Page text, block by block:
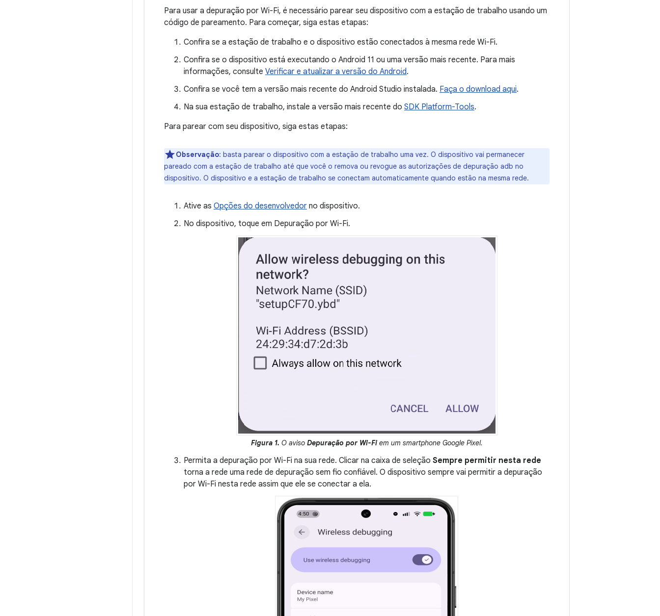
Para usar a depuração por Wi-Fi, é necessário parear seu dispositivo com a estação de trabalho usando um
código de pareamento. Para começar, siga estas etapas:
Confira se a estação de trabalho e o dispositivo estão conectados à mesma rede Wi-Fi.
Confira se o dispositivo está executando o Android 11 ou uma versão mais recente. Para mais
informações, consulte Verificar e atualizar a versão do Android.
Confira se você tem a versão mais recente do Android Studio instalada. Faça o download aqui.
Na sua estação de trabalho, instale a versão mais recente do SDK Platform-Tools.
Para parear com seu dispositivo, siga estas etapas:
Observação: basta parear o dispositivo com a estação de trabalho uma vez. O dispositivo vai permanecer
pareado com a estação de trabalho até que você o remova ou revogue as autorizações de depuração adb no
dispositivo. O dispositivo e a estação de trabalho se conectam automaticamente quando estão na mesma rede.
Ative as Opções do desenvolvedor no dispositivo.
No dispositivo, toque em Depuração por Wi-Fi.
Figura 1. O aviso Depuração por Wi-Fiem um smartphone Google Pixel.
Permita a depuração por Wi-Fi na sua rede. Clicar na caixa de seleção Sempre permitir nesta rede
torna a rede uma rede de depuração sem fio confiável. O dispositivo sempre vai permitir a depuração
por Wi-Fi nesta rede assim que ele se conectar a ela.